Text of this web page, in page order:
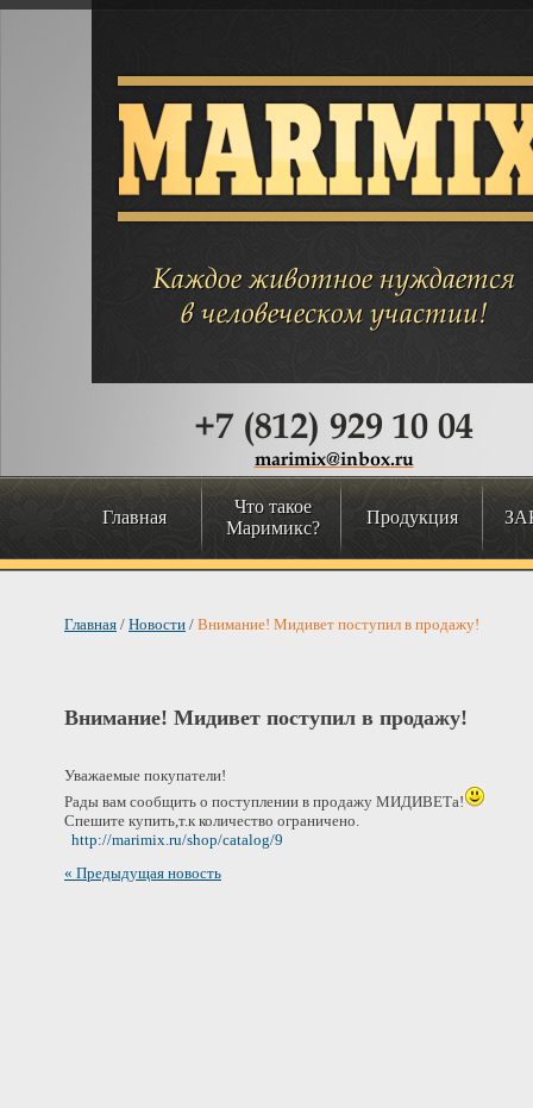
Каждое животное нуждается
в человеческом участии!
+7 (812) 929 10 04
marimix@inbox.ru
Главная
Что такое
Маримикс?
Продукция
Главная / Новости / Внимание! Мидивет поступил в продажу!
Внимание! Мидивет поступил в продажу!
Уважаемые покупатели!
Рады вам сообщить о поступлении в продажу МИДИВЕТа!
Спешите купить,т.к количество ограничено.
http://marimix.ru/shop/catalog/9
« Предыдущая новость